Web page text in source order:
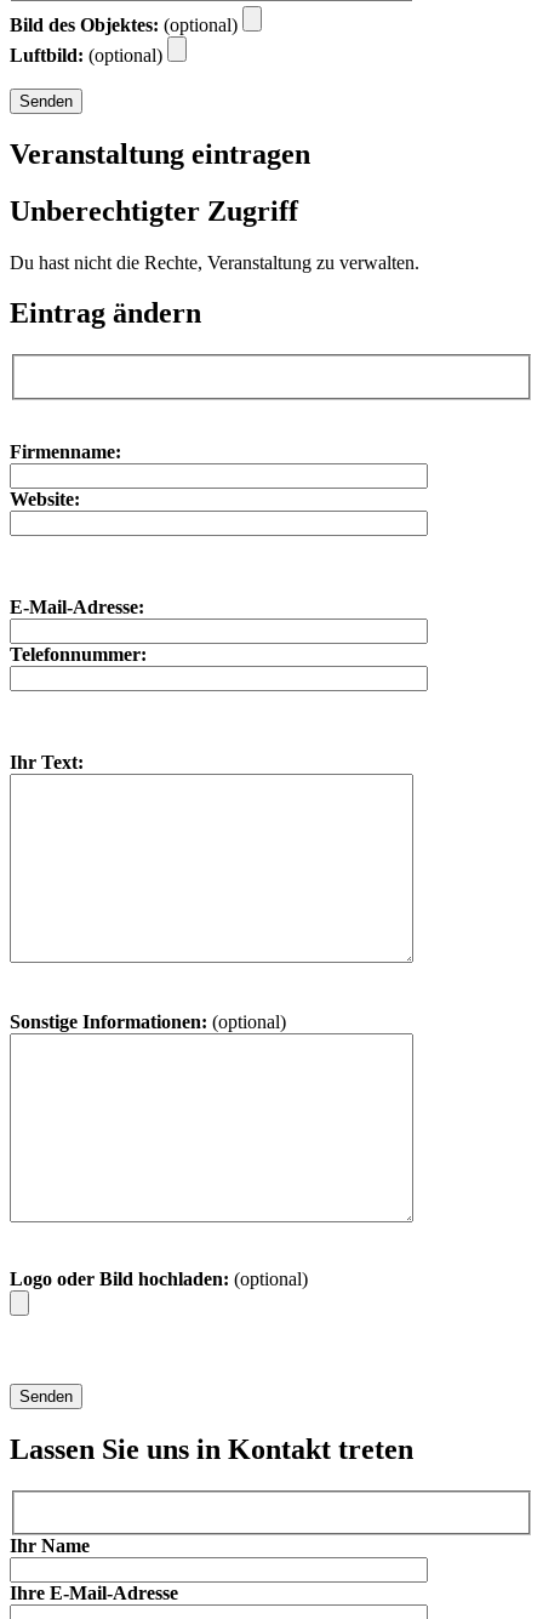
Bild des Objektes: (optional)
Luftbild: (optional)
Veranstaltung eintragen
Unberechtigter Zugriff
Du hast nicht die Rechte, Veranstaltung zu verwalten.
Eintrag ändern
Firmenname:
Website:
E-Mail-Adresse:
Telefonnummer:
Ihr Text:
Sonstige Informationen: (optional)
Logo oder Bild hochladen: (optional)
Lassen Sie uns in Kontakt treten
Ihr Name
Ihre E-Mail-Adresse